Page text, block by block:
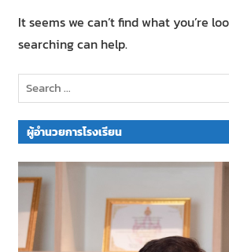
า
จาร
ย์
It seems we can’t find what you’re
searching can help.
ผู้อำนวยการโรงเรียน